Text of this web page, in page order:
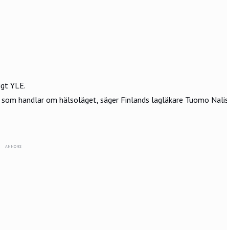
YLE.
handlar om hälsoläget, säger Finlands lagläkare Tuomo